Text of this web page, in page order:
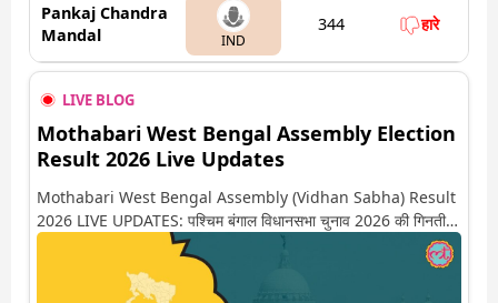
Pankaj Chandra
Mandal
IND
344 हारे
LIVE BLOG
Mothabari West Bengal Assembly Election
Result 2026 Live Updates
Mothabari West Bengal Assembly (Vidhan Sabha) Result
2026 LIVE UPDATES: पश्चिम बंगाल विधानसभा चुनाव 2026 की गिनती
अगले कुछ ही देर में शुरू होने वाली है. यहां देखें मोथाबारी सीट पर कौन आगे-कौन
पीछे से लेकर किस तरफ जा रहें है रुझान. साथ ही पाइए इस सीट पर हो रही हर
एक हलचल की अपडेट वो भी रियल टाइम में